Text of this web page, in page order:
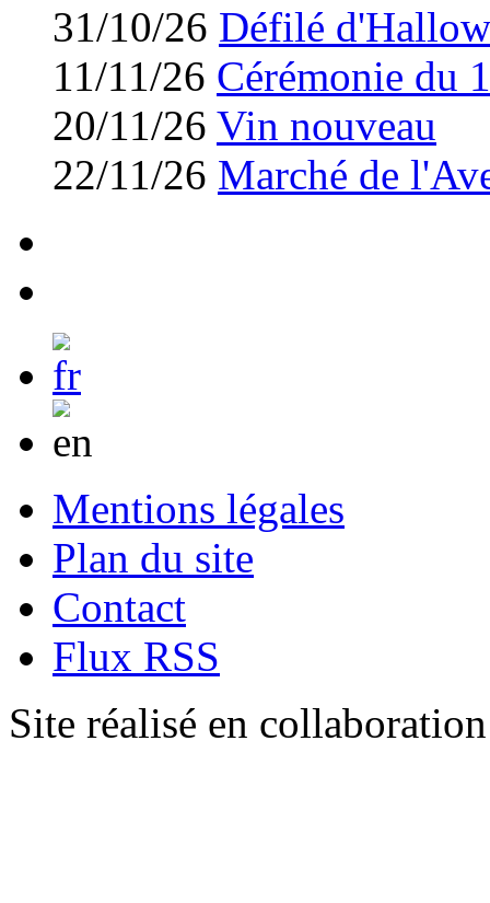
31/10/26 Défilé
11/11/26 Cérémonie du
20/11/26 Vin nouveau
22/11/26 Marché de
Mentions légales
Plan du site
Contact
Flux RSS
Site réalisé en